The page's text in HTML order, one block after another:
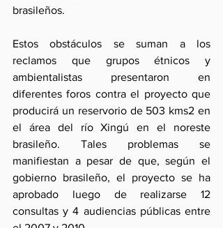
brasileños.
Estos obstáculos se suman a los
reclamos que grupos étnicos y
ambientalistas presentaron en
diferentes foros contra el proyecto que
producirá un reservorio de 503 kms2 en
el área del río Xingú en el noreste
brasileño. Tales problemas se
manifiestan a pesar de que, según el
gobierno brasileño, el proyecto se ha
aprobado luego de realizarse 12
consultas y 4 audiencias públicas entre